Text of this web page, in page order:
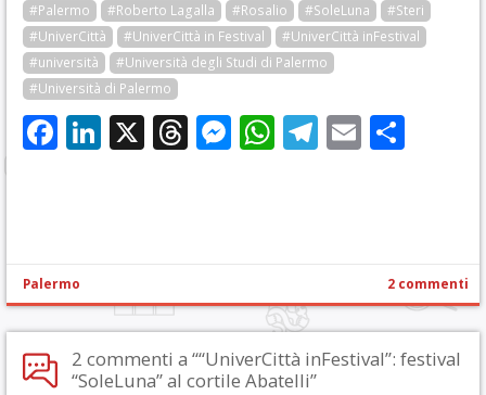
#Palermo
#Roberto Lagalla #Rosalio #SoleLuna
#Steri
#UniverCittà
#UniverCittà in Festival
#UniverCittà inFestival
#università
#Università degli Studi di Palermo
#Università di Palermo
Facebook
LinkedIn
X Threads
Messenger
WhatsApp
Telegram
Email
Palermo 2 commenti
2 commenti a ““UniverCittà inFestival”: festival
“SoleLuna” al cortile Abatelli”